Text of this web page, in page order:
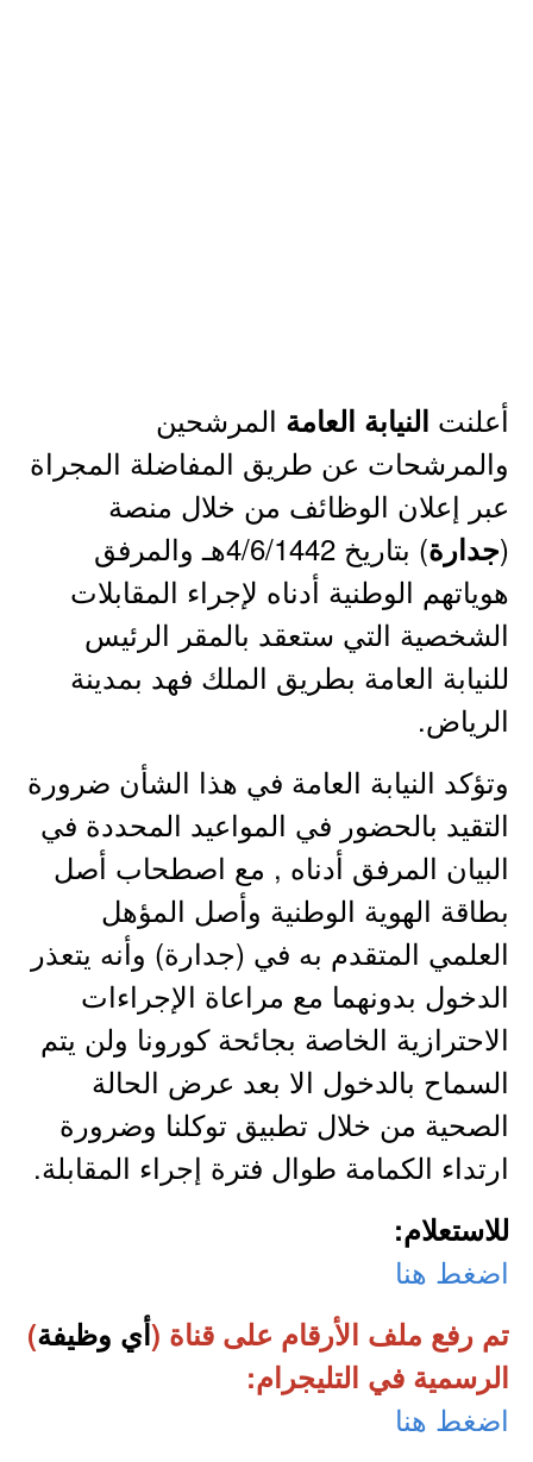
أعلنت النيابة العامة المرشحين
والمرشحات عن طريق المفاضلة المجراة
عبر إعلان الوظائف من خلال منصة
(جدارة
) بتاريخ 4/6/1442هـ والمرفق
هوياتهم الوطنية أدناه لإجراء المقابلات
الشخصية التي ستعقد بالمقر الرئيس
للنيابة العامة بطريق الملك فهد بمدينة
الرياض.
وتؤكد النيابة العامة في هذا الشأن ضرورة
التقيد بالحضور في المواعيد المحددة في
البيان المرفق أدناه , مع اصطحاب أصل
بطاقة الهوية الوطنية وأصل المؤهل
العلمي المتقدم به في (جدارة) وأنه يتعذر
الدخول بدونهما مع مراعاة الإجراءات
الاحترازية الخاصة بجائحة كورونا ولن يتم
السماح بالدخول الا بعد عرض الحالة
الصحية من خلال تطبيق توكلنا وضرورة
ارتداء الكمامة طوال فترة إجراء المقابلة.
للاستعلام:
اضغط هنا
تم رفع ملف الأرقام على قناة (أي وظيفة)
الرسمية في التليجرام:
اضغط هنا